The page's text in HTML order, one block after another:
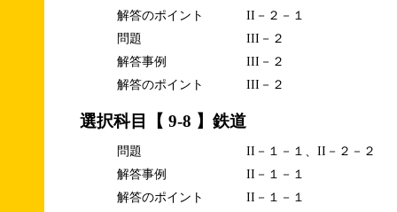
解答のポイント
II－２－１
問題
III－２
解答事例
III－２
解答のポイント
III－２
選択科目【 9-8 】鉄道
問題
II－１－１、II－２－２
解答事例
II－１－１
解答のポイント
II－１－１